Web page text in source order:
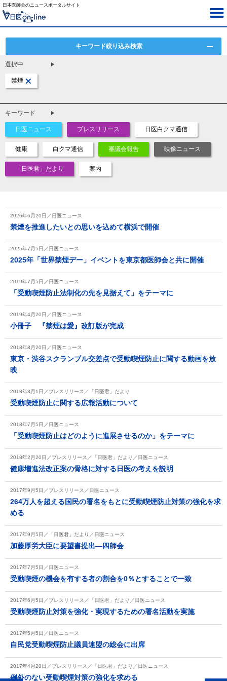
日本医師会のニュースポータルサイト
キーワード絞り込み検索
選択中
禁煙
キーワード
日医ニュース プレスリリース 日医白クマ通信
健康 白クマ通信 審議会報告 映像ニュース
「日医君」だより 案内
2026年6月20日／日医ニュース
禁煙を推進したいとの思いを込めて横浜で開催
2025年7月5日／日医ニュース
2025年「世界禁煙デー」イベントを東京都医師会と共に開催
2019年7月5日／日医ニュース
「受動喫煙防止法制化の先を見据えて」をテーマに
2019年4月20日／日医ニュース
小冊子 『禁煙は愛』改訂版が完成
2018年8月20日／日医ニュース
東京・渋谷スクランブル交差点で受動喫煙防止に関する動画を放
映
2018年8月1日／プレスリリース／「日医君」だより
受動喫煙防止に関する広報活動について
2018年7月5日／日医ニュース
「受動喫煙防止はどのように進展させるのか」をテーマに
2018年2月20日／プレスリリース／「日医君」だより／日医ニュース
健康増進法改正案の骨格に対する日医の考えを説明
2017年9月5日／プレスリリース／日医ニュース
264万人を超える国民の署名をもとに受動喫煙防止対策の強化を求
める
2017年9月5日／「日医君」だより／日医ニュース
加藤厚労大臣に要望書提出―四師会
2017年7月5日／日医ニュース
受動喫煙の機会を有する者の割合を0％とすることで一致
2017年6月5日／プレスリリース／「日医君」だより／日医ニュース
受動喫煙防止対策を強化・実現するための署名活動を実施
2017年5月5日／日医ニュース
自民党受動喫煙防止議員連盟の総会に出席
2017年4月20日／プレスリリース／「日医君」だより／日医ニュース
例外のない受動喫煙対策の強化を求める